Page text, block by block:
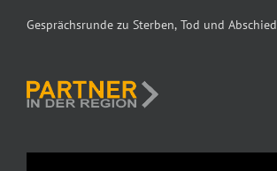
Gesprächsrunde zu Sterben, Tod und Abschied